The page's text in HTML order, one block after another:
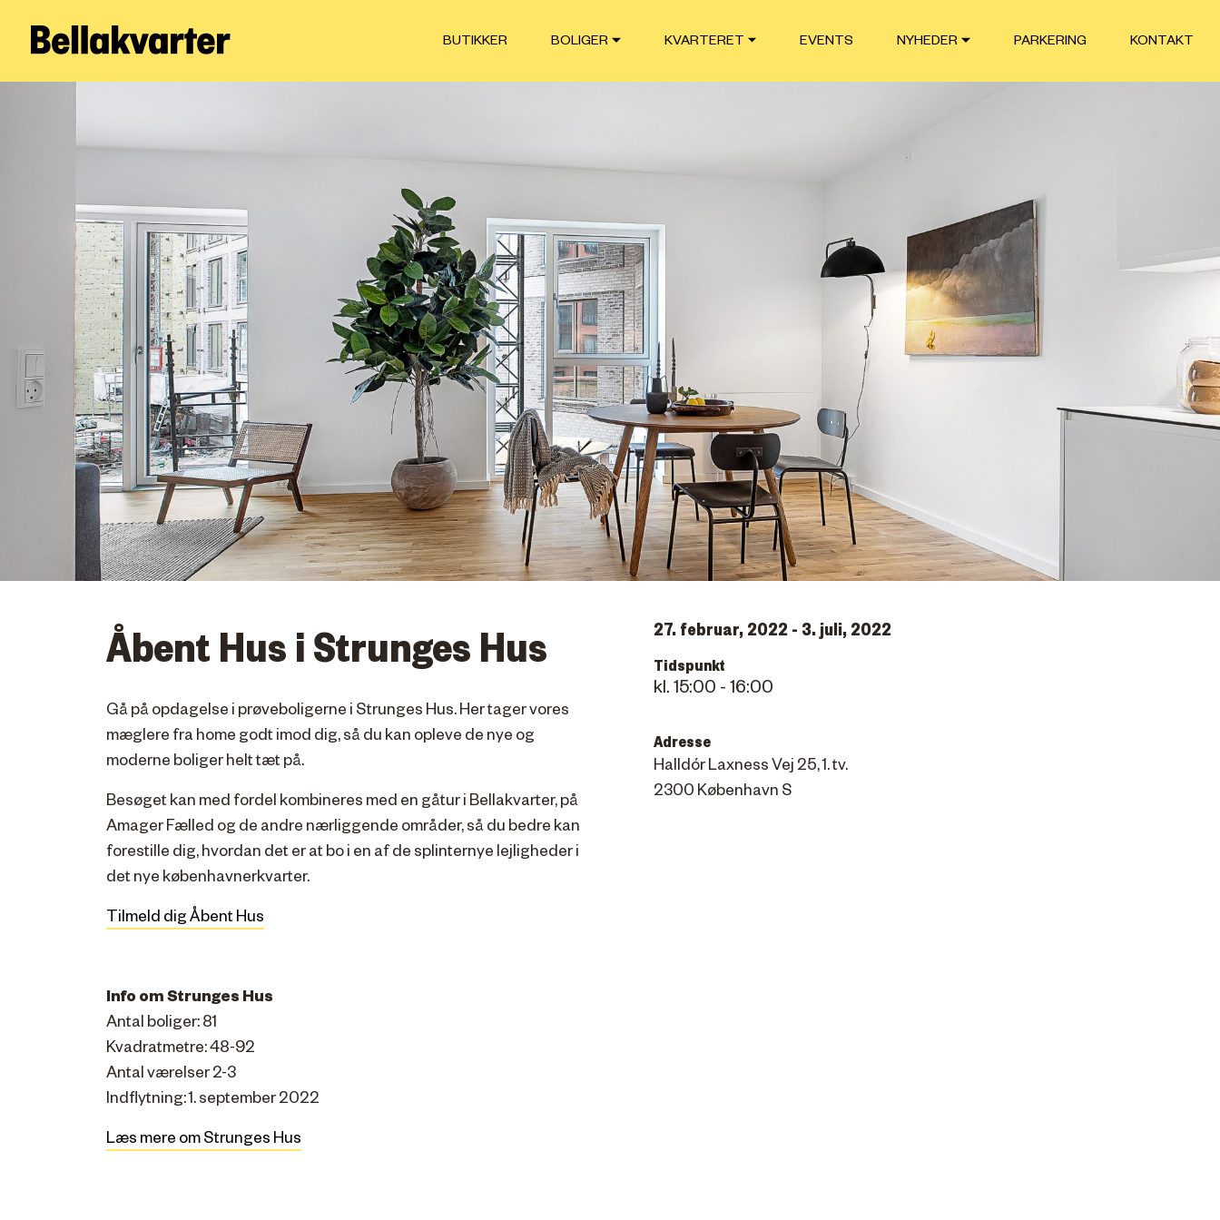
BUTIKKER BOLIGER KVARTERET EVENTS NYHEDER PARKERING KONTAKT
Åbent Hus i Strunges Hus
Gå på opdagelse i prøveboligerne i Strunges Hus. Her tager vores
mæglere fra home godt imod dig, så du kan opleve de nye og
moderne boliger helt tæt på.
Besøget kan med fordel kombineres med en gåtur i Bellakvarter, på
Amager Fælled og de andre nærliggende områder, så du bedre kan
forestille dig, hvordan det er at bo i en af de splinternye lejligheder i
det nye københavnerkvarter.
Tilmeld dig Åbent Hus
Info om Strunges Hus
Antal boliger: 81
Kvadratmetre: 48-92
Antal værelser 2-3
Indflytning: 1. september 2022
Læs mere om Strunges Hus
27. februar, 2022 - 3. juli, 2022
Tidspunkt
15:00 - 16:00
Adresse
Halldór Laxness Vej 25, 1. tv.
2300 København S